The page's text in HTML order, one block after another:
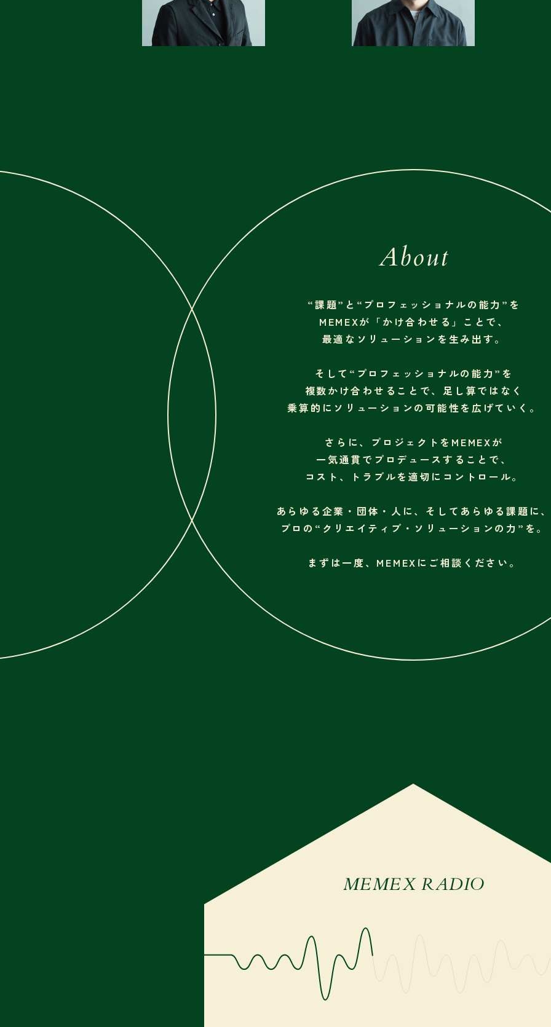
About
“課題”と“プロフェッショナルの能力”を
MEMEXが「かけ合わせる」ことで、
最適なソリューションを生み出す。
そして“プロフェッショナルの能力”を
複数かけ合わせることで、足し算ではなく
乗算的にソリューションの可能性を広げていく。
さらに、プロジェクトをMEMEXが
一気通貫でプロデュースすることで、
コスト、トラブルを適切にコントロール。
あらゆる企業・団体・人に、そしてあらゆる課題に
プロの“クリエイティブ・ソリューションの力”を。
まずは一度、MEMEXにご相談ください。
MEMEX RADIO